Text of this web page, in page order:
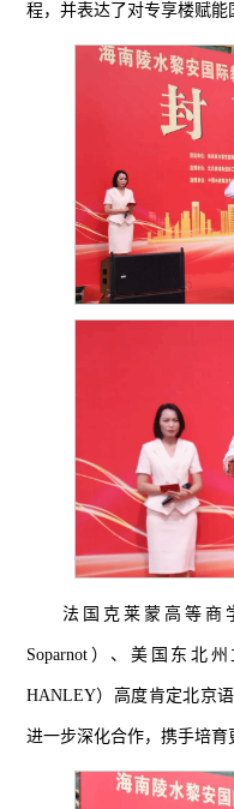
程，并表达了对专享楼赋能
法国克莱蒙高等商
Soparnot）、美国东北
HANLEY）高度肯定北京
进一步深化合作，携手培育